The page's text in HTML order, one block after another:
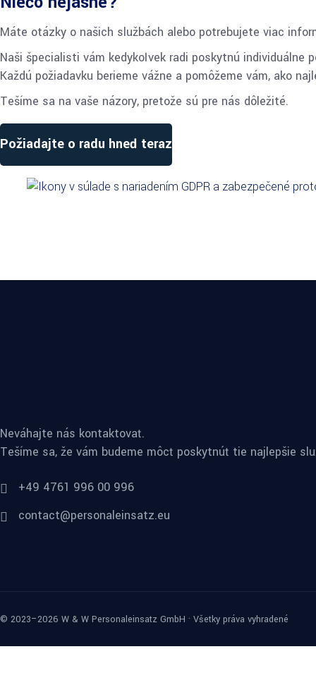
Máte otázky o našich službách alebo potrebujete viac
Naši špecialisti vám kedykoľvek radi poskytnú individuálne
Každú požiadavku berieme vážne a pomôžeme vám, ako
Tešíme sa na vaše názory, pretože sú pre nás dôležité.
Požiadajte o radu hneď teraz
Neváhajte nás kontaktovať.
Tešíme sa, že vám budeme môcť poskytnúť tie najlepšie
+49 4761 996 00 996
contact@personaleinsatz.eu
© 2023–2026 W & W Personaleinsatz GmbH · Všetky práva vyhradené